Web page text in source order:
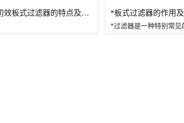
初效板式过滤器的特点及材质优势 净化空气